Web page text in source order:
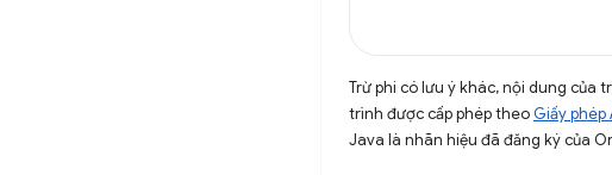
Trừ phi có lưu ý khác, nội dung của
trình được cấp phép theo Giấy phép
Java là nhãn hiệu đã đăng ký của